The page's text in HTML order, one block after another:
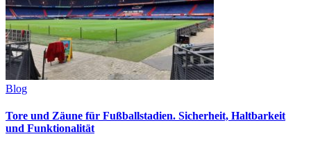
Blog
Tore und Zäune für Fußballstadien. Sicherheit, Haltbarkeit
und Funktionalität